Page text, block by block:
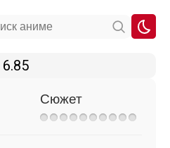
6.85
Сюжет